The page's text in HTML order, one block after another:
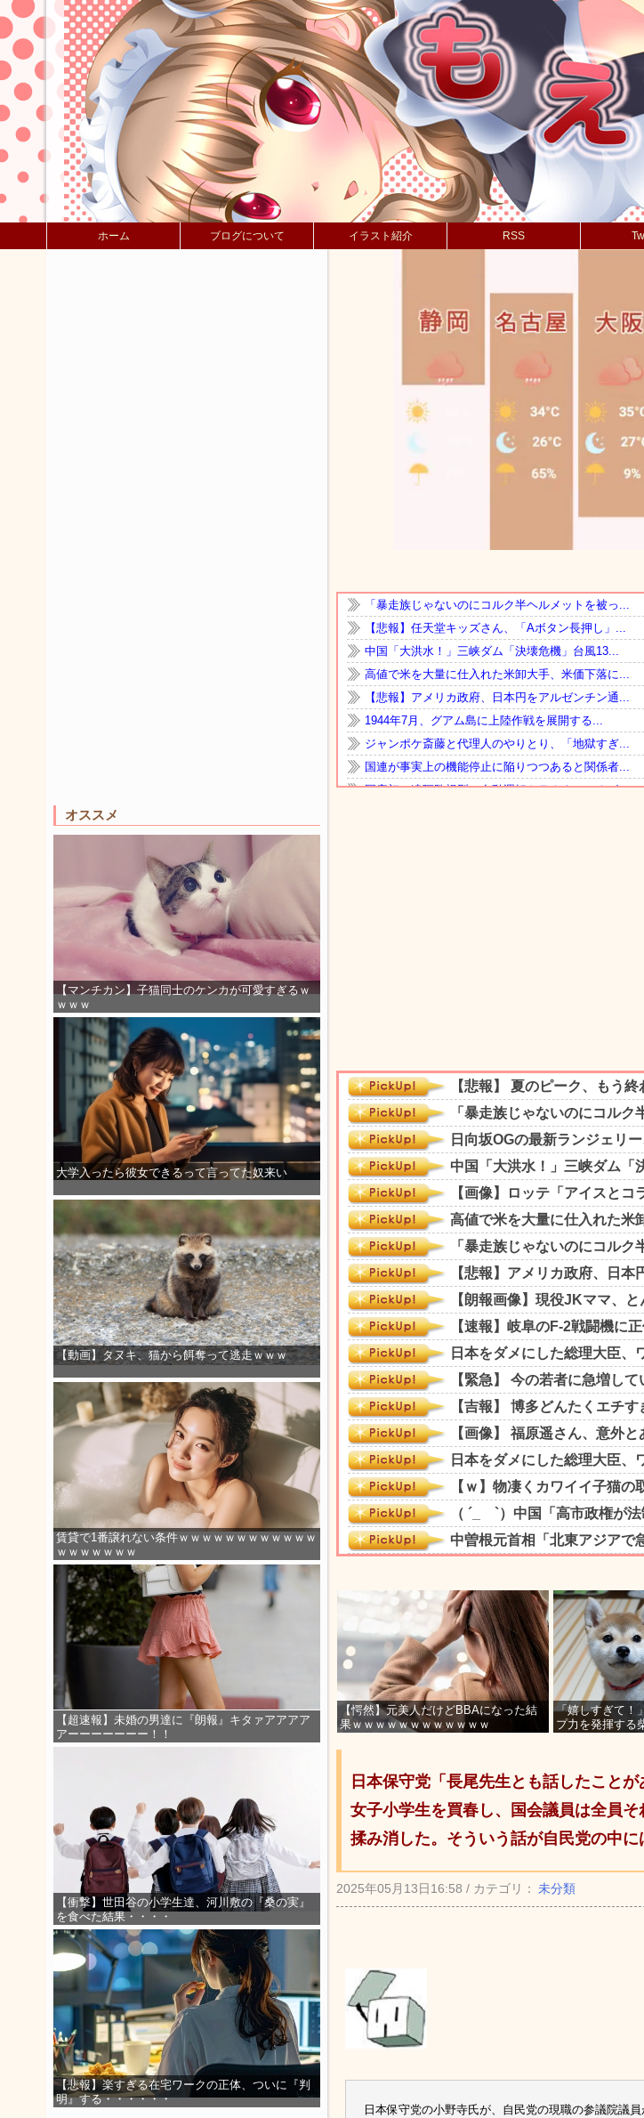
ホーム ブログについて イラスト紹介 RSS
オススメ
【マンチカン】子猫同士のケンカが可愛すぎるｗ
ｗｗｗ
大学入ったら彼女できるって言ってた奴来い
【動画】タヌキ、猫から餌奪って逃走ｗｗｗ
賃貸で1番譲れない条件ｗｗｗｗｗｗｗｗｗｗｗｗ
ｗｗｗｗｗｗｗ
【超速報】未婚の男達に『朗報』キタァアアアア
アーーーーーーー！！
【衝撃】世田谷の小学生達、河川敷の『桑の実』
を食べた結果・・・・
【悲報】楽すぎる在宅ワークの正体、ついに『判
明』する・・・・・・
【愕然】元美人だけどBBAになった結
果ｗｗｗｗｗｗｗｗｗｗｗｗ
「嬉しすぎて！
プ力を発揮する
日本保守党「長尾先生とも話したこと
女子小学生を買春し、国会議員は全員
揉み消した。そういう話が自民党の中
2025年05月13日16:58 / カテゴリ： 未分類
日本保守党の小野寺氏が、自民党の現職の参議院議